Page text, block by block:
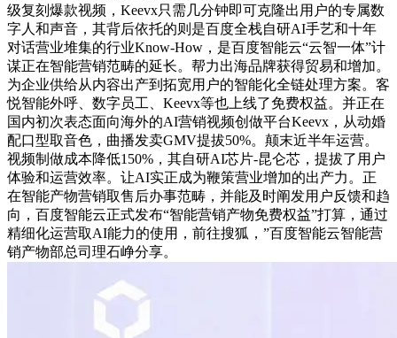
级复刻爆款视频，Keevx只需几分钟即可克隆出用户的专属数
字人和声音，其背后依托的则是百度全栈自研AI手艺和十年
对话营业堆集的行业Know-How，是百度智能云“云智一体”计
谋正在智能营销范畴的延长。帮力出海品牌获得贸易和增加。
为企业供给从内容出产到拓宽用户的智能化全链处理方案。客
悦智能外呼、数字员工、Keevx等也上线了免费权益。并正在
国内初次表态面向海外的AI营销视频创做平台Keevx，从动婚
配口型取音色，曲播发卖GMV提拔50%。颠末近半年运营。
视频制做成本降低150%，其自研AI芯片-昆仑芯，提拔了用户
体验和运营效率。让AI实正成为鞭策营业增加的出产力。正
在智能产物营销取售后办事范畴，并能及时阐发用户反馈和趋
向，百度智能云正式发布“智能营销产物免费权益”打算，通过
精细化运营取AI能力的使用，前往搜狐，”百度智能云智能营
销产物部总司理石峥分享。